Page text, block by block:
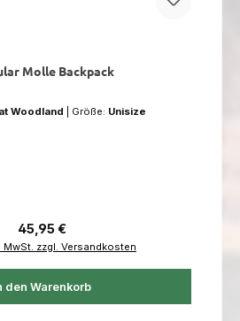
Molle Backpack
Woodland Größe: Unisize
Regulärer Preis:
45,95 €
MwSt. zzgl. Versandkosten
den Warenkorb